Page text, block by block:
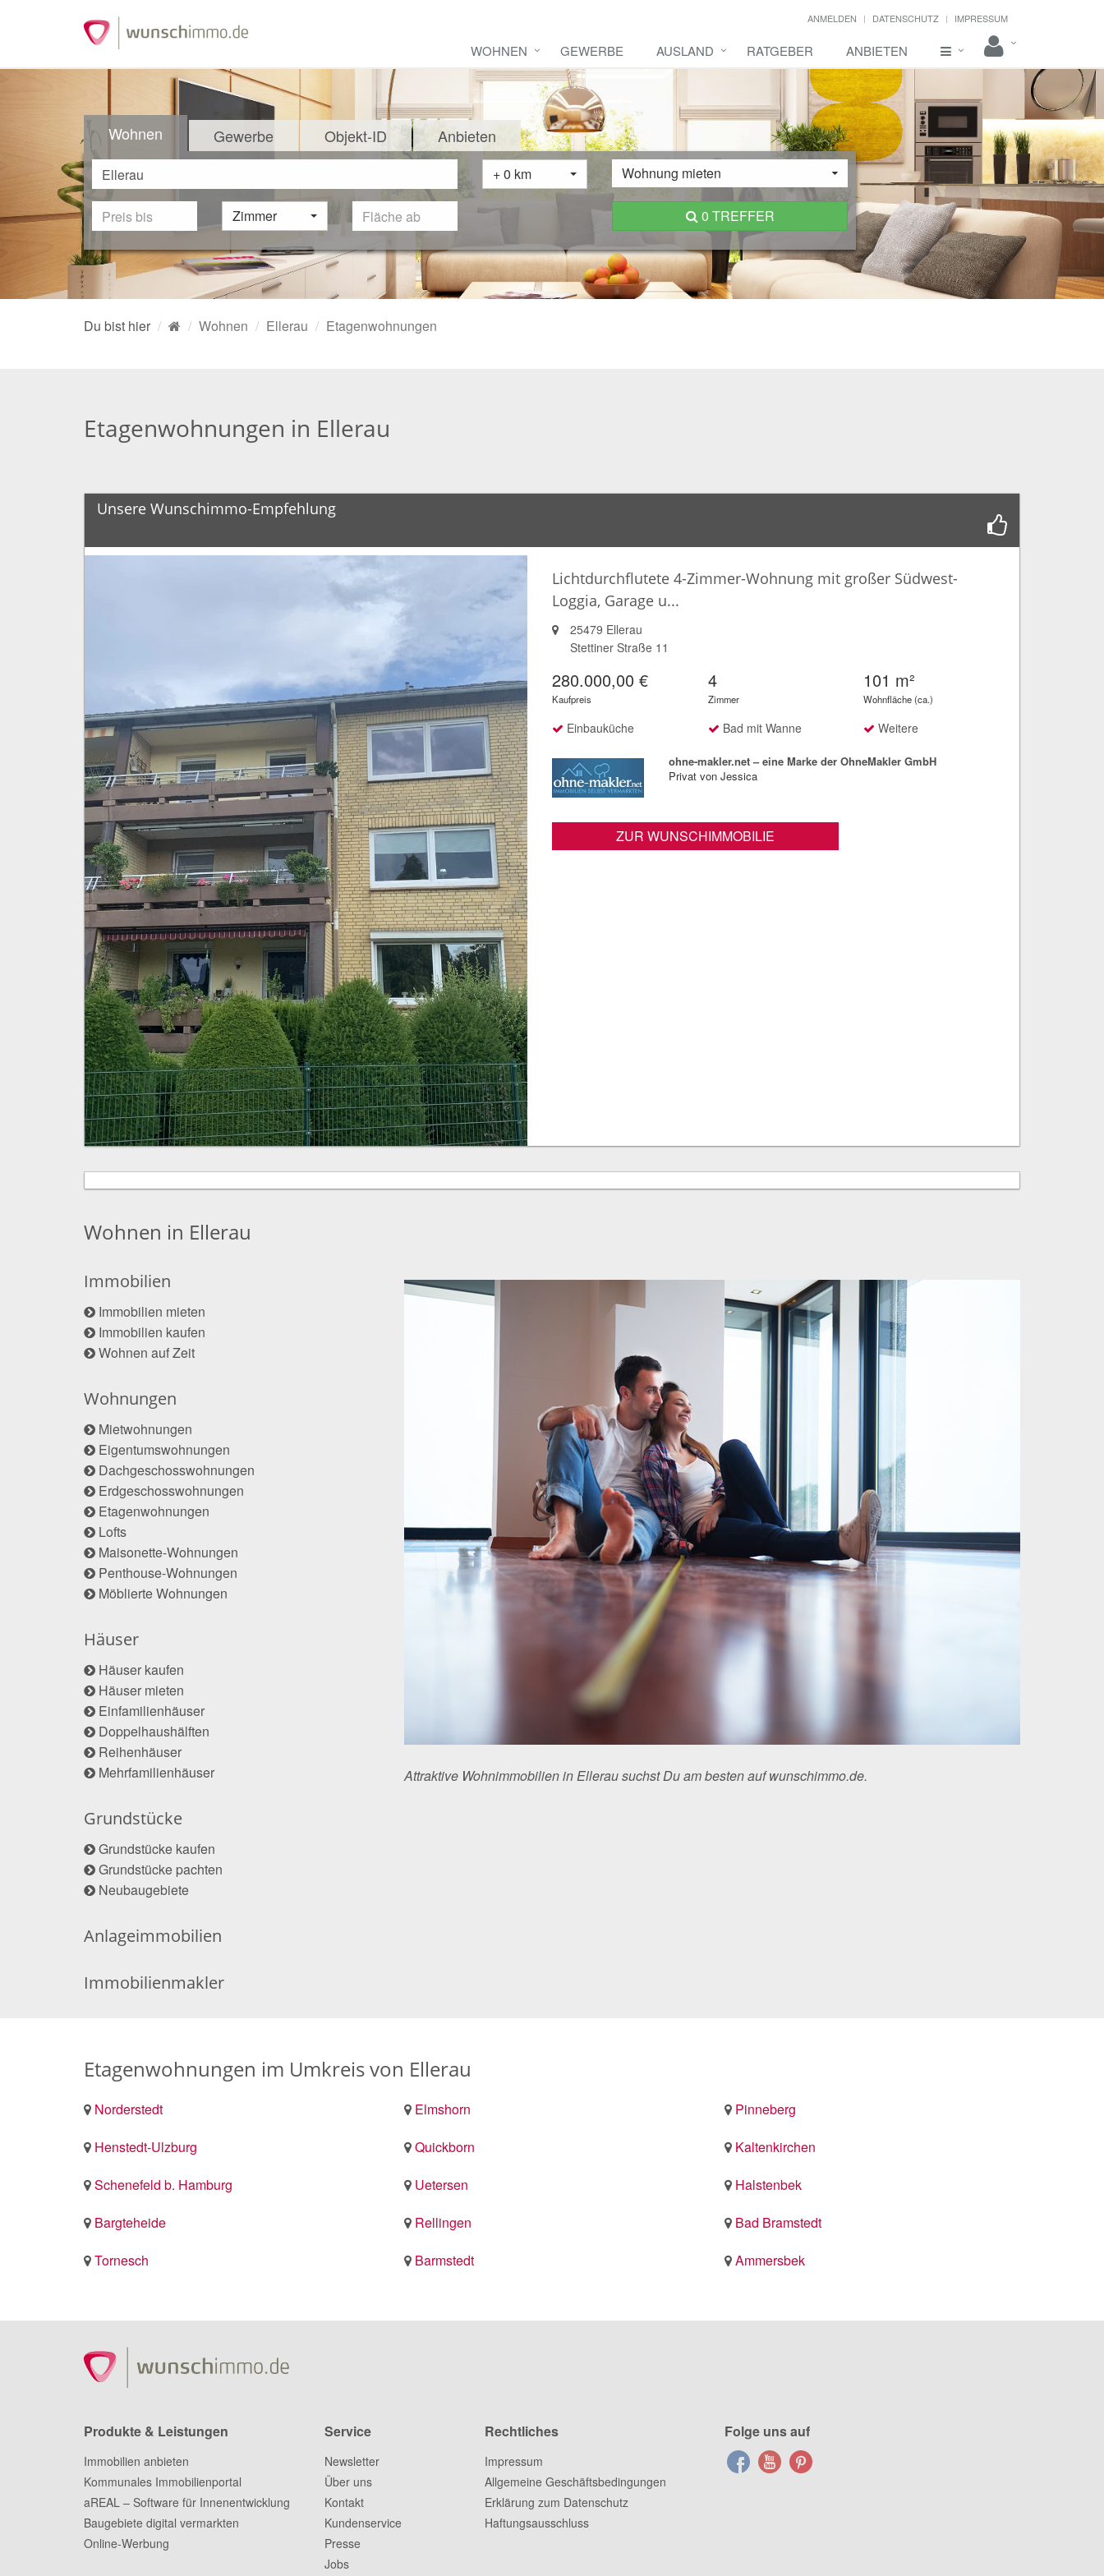
ANMELDEN DATENSCHUTZ IMPRESSUM
WOHNEN GEWERBE AUSLAND RATGEBER ANBIETEN
Wohnen Gewerbe Objekt-ID Anbieten
+ 0 km Wohnung mieten
Zimmer 0 TREFFER
Du bist hier Wohnen Ellerau Etagenwohnungen
Etagenwohnungen in Ellerau
Unsere Wunschimmo-Empfehlung
Lichtdurchflutete 4-Zimmer-Wohnung mit großer Südwest-
Loggia, Garage u...
25479 Ellerau
Stettiner Straße 11
280.000,00 €
Kaufpreis
4
Zimmer
101 m²
Wohnfläche (ca.)
Einbauküche Bad mit Wanne Weitere
ohne-makler.net – eine Marke der OhneMakler GmbH
Privat von Jessica
ZUR WUNSCHIMMOBILIE
Wohnen in Ellerau
Immobilien
Immobilien mieten
Immobilien kaufen
Wohnen auf Zeit
Wohnungen
Mietwohnungen
Eigentumswohnungen
Dachgeschosswohnungen
Erdgeschosswohnungen
Etagenwohnungen
Lofts
Maisonette-Wohnungen
Penthouse-Wohnungen
Möblierte Wohnungen
Häuser
Häuser kaufen
Häuser mieten
Einfamilienhäuser
Doppelhaushälften
Reihenhäuser
Mehrfamilienhäuser
Grundstücke
Grundstücke kaufen
Grundstücke pachten
Neubaugebiete
Anlageimmobilien
Immobilienmakler
Attraktive Wohnimmobilien in Ellerau suchst Du am besten auf wunschimmo.de.
Etagenwohnungen im Umkreis von Ellerau
Norderstedt Elmshorn
Pinneberg
Henstedt-Ulzburg
Quickborn
Kaltenkirchen
Schenefeld b. Hamburg
Uetersen
Halstenbek
Bargteheide
Rellingen
Bad Bramstedt
Tornesch
Barmstedt Ammersbek
Produkte & Leistungen
Immobilien anbieten
Kommunales Immobilienportal
aREAL – Software für Innenentwicklung
Baugebiete digital vermarkten
Online-Werbung
Service
Newsletter
Über uns
Kontakt
Kundenservice
Presse
Jobs
Rechtliches
Impressum
Allgemeine Geschäftsbedingungen
Erklärung zum Datenschutz
Haftungsausschluss
Folge uns auf